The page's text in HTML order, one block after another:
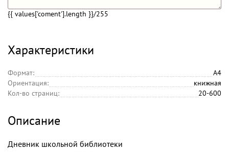
{{ values['coment'].length }}/255
Характеристики
Формат:
А4
Ориентация:
книжная
Кол-во страниц:
20-600
Описание
Дневник школьной библиотеки